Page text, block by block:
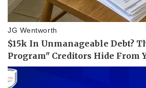
Thể thao